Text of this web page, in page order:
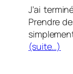
J’ai
Prendre
(suite…)